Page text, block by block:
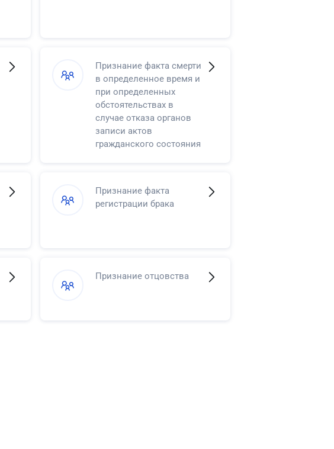
Признание факта смерти
в определенное время и
при определенных
обстоятельствах в
случае отказа органов
записи актов
гражданского состояния
Признание факта
регистрации брака
Признание отцовства